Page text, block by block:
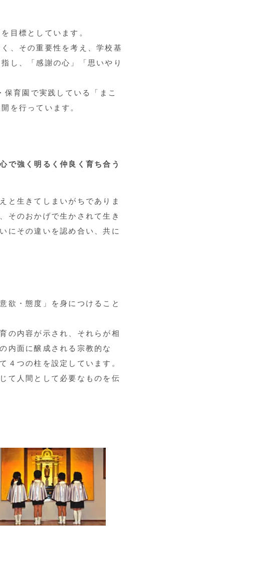
目標としています。
、その重要性を考え、学校基
し、「感謝の心」「思いやり
育園で実践している「まこ
を行っています。
で強く明るく仲良く育ち合う
と生きてしまいがちでありま
そのおかげで生かされて生き
にその違いを認め合い、共に
欲・態度」を身につけること
の内容が示され、それらが相
内面に醸成される宗教的な
４つの柱を設定しています。
て人間として必要なものを伝